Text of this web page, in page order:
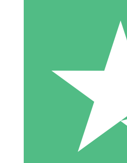
10 Downloaden
20 00